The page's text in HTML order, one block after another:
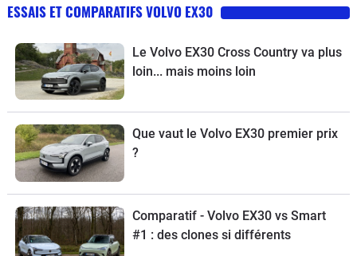
ESSAIS ET COMPARATIFS VOLVO EX30
Le Volvo EX30 Cross Country va plus
loin... mais moins loin
Que vaut le Volvo EX30 premier prix
?
Comparatif - Volvo EX30 vs Smart
#1 : des clones si différents